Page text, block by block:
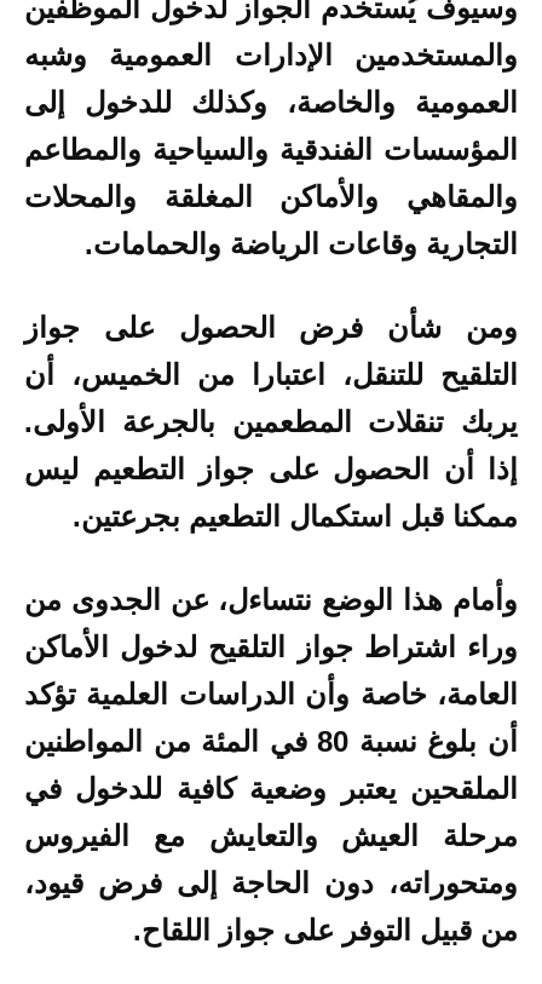
وسيوف يُستخدم الجواز لدخول الموظفين
والمستخدمين الإدارات العمومية وشبه
العمومية والخاصة، وكذلك للدخول إلى
المؤسسات الفندقية والسياحية والمطاعم
والمقاهي والأماكن المغلقة والمحلات
التجارية وقاعات الرياضة والحمامات.
ومن شأن فرض الحصول على جواز
التلقيح للتنقل، اعتبارا من الخميس، أن
يربك تنقلات المطعمين بالجرعة الأولى.
إذا أن الحصول على جواز التطعيم ليس
ممكنا قبل استكمال التطعيم بجرعتين.
وأمام هذا الوضع نتساءل، عن الجدوى من
وراء اشتراط جواز التلقيح لدخول الأماكن
العامة، خاصة وأن الدراسات العلمية تؤكد
أن بلوغ نسبة 80 في المئة من المواطنين
الملقحين يعتبر وضعية كافية للدخول في
مرحلة العيش والتعايش مع الفيروس
ومتحوراته، دون الحاجة إلى فرض قيود،
من قبيل التوفر على جواز اللقاح.